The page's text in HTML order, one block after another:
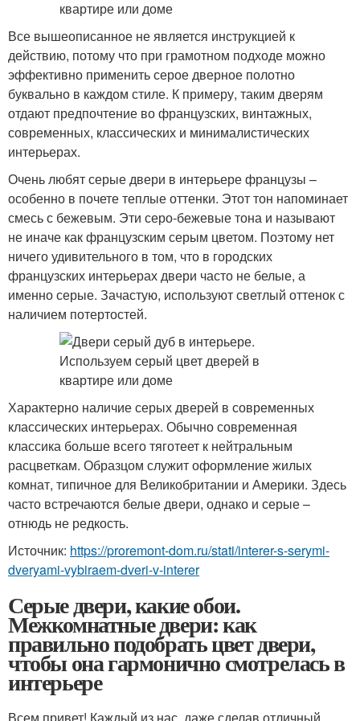
Все вышеописанное не является инструкцией к
действию, потому что при грамотном подходе можно
эффективно применить серое дверное полотно
буквально в каждом стиле. К примеру, таким дверям
отдают предпочтение во французских, винтажных,
современных, классических и минималистических
интерьерах.
Очень любят серые двери в интерьере французы –
особенно в почете теплые оттенки. Этот тон напоминает
смесь с бежевым. Эти серо-бежевые тона и называют
не иначе как французским серым цветом. Поэтому нет
ничего удивительного в том, что в городских
французских интерьерах двери часто не белые, а
именно серые. Зачастую, используют светлый оттенок с
наличием потертостей.
Характерно наличие серых дверей в современных
классических интерьерах. Обычно современная
классика больше всего тяготеет к нейтральным
расцветкам. Образцом служит оформление жилых
комнат, типичное для Великобритании и Америки. Здесь
часто встречаются белые двери, однако и серые –
отнюдь не редкость.
Источник: https://proremont-dom.ru/stati/interer-s-serymi-
dveryami-vybiraem-dveri-v-interer
Серые двери, какие обои.
Межкомнатные двери: как
правильно подобрать цвет двери,
чтобы она гармонично смотрелась в
интерьере